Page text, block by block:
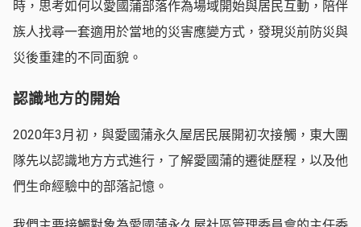
時，思考如何以愛國蒲部落作為場域開始與居民互動，陪伴
族人找尋一套適用於當地的災害應變方式，發現災前防災與
災後重建的不同面貌。
認識地方的開始
2020年3月初，與愛國蒲永久屋居民展開初次接觸，東大團
隊先以認識地方方式進行，了解愛國蒲的遷徙歷程，以及他
們生命經驗中的部落記憶。